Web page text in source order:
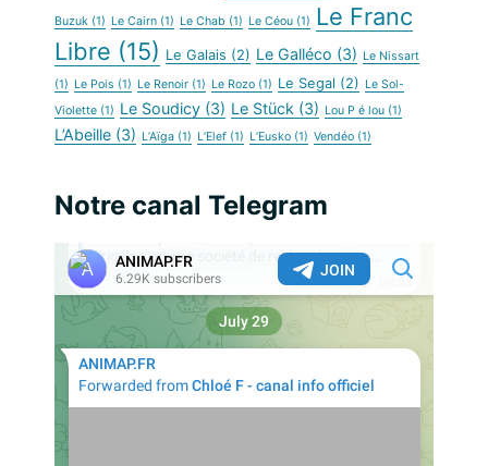
Buzuk (1) Le Cairn (1) Le Chab (1) Le Céou (1)
Le Franc
Libre (15) Le Galais (2) Le Galléco (3) Le Nissart
(1) Le Pois (1) Le Renoir (1) Le Rozo (1) Le Segal (2) Le Sol-
Violette (1) Le Soudicy (3) Le Stück (3) Lou P é lou (1)
L’Abeille (3) L’Aïga (1) L’Elef (1) L’Eusko (1) Vendéo (1)
Notre canal Telegram